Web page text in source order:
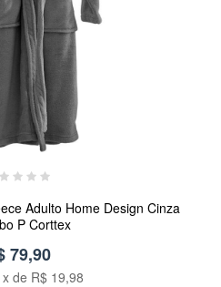
Adulto Home Design Cinza
P Corttex
79,90
de R$ 19,98